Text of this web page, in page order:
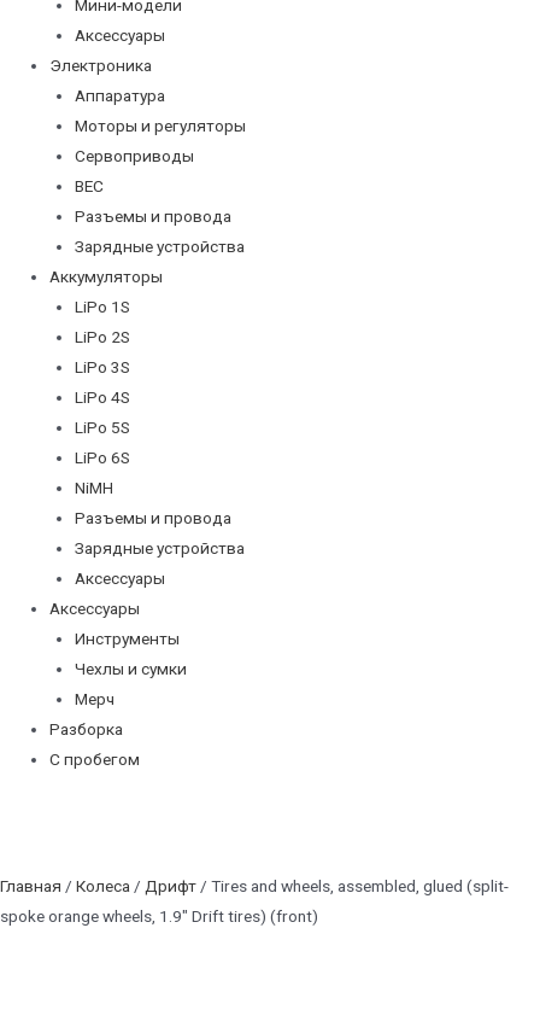
Мини-модели
Аксессуары
Электроника
Аппаратура
Моторы и регуляторы
Сервоприводы
BEC
Разъемы и провода
Зарядные устройства
Аккумуляторы
LiPo 1S
LiPo 2S
LiPo 3S
LiPo 4S
LiPo 5S
LiPo 6S
NiMH
Разъемы и провода
Зарядные устройства
Аксессуары
Аксессуары
Инструменты
Чехлы и сумки
Мерч
Разборка
С пробегом
Главная / Колеса / Дрифт / Tires and wheels, assembled, glued (split-
spoke orange wheels, 1.9″ Drift tires) (front)